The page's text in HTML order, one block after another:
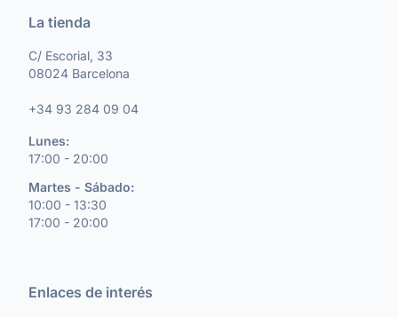
La tienda
C/ Escorial, 33
08024 Barcelona
+34 93 284 09 04
Lunes:
17:00 - 20:00
Martes - Sábado:
10:00 - 13:30
17:00 - 20:00
Enlaces de interés